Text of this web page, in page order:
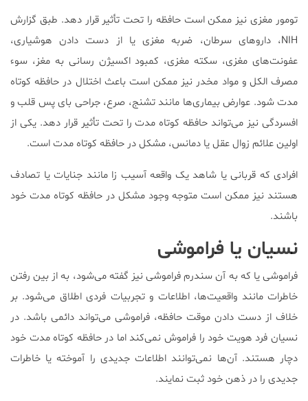
تومور مغزی نیز ممکن است حافظه را تحت تأثیر قرار دهد. طبق گزارش
NIH، داروهای سرطان، ضربه مغزی یا از دست دادن هوشیاری،
عفونت‌های مغزی، سكته مغزی، کمبود اکسیژن رسانی به مغز، سوء
مصرف الكل و مواد مخدر نیز ممكن است باعث اختلال در حافظه كوتاه
مدت شود. عوارض بیماری‌ها مانند تشنج، صرع، جراحی بای پس قلب و
افسردگی نیز می‌تواند حافظه کوتاه مدت را تحت تأثیر قرار دهد. یکی از
اولین علائم زوال عقل یا دمانس، مشکل در حافظه کوتاه مدت است.
افرادی که قربانی یا شاهد یک واقعه آسیب زا مانند جنایات یا تصادف
هستند نیز ممکن است متوجه وجود مشکل در حافظه کوتاه مدت خود
باشند.
نسیان یا فراموشی
فراموشی یا که به آن سندرم فراموشی نیز گفته می‌شود، به از بین رفتن
خاطرات مانند واقعیت‌ها، اطلاعات و تجربیات فردی اطلاق می‌شود. بر
خلاف از دست دادن موقت حافظه‌، فراموشی می‌تواند دائمی باشد. در
نسیان فرد هویت خود را فراموش نمی‌کند اما در حافظه کوتاه مدت خود
دچار هستند. آن‌ها نمی‌توانند اطلاعات جدیدی را آموخته یا خاطرات
جدیدی را در ذهن خود ثبت نمایند.